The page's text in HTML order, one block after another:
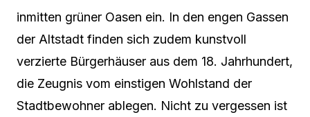
inmitten grüner Oasen ein. In den engen Gassen
der Altstadt finden sich zudem kunstvoll
verzierte Bürgerhäuser aus dem 18. Jahrhundert,
die Zeugnis vom einstigen Wohlstand der
Stadtbewohner ablegen. Nicht zu vergessen ist